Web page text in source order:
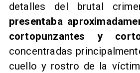
detalles del brutal
presentaba
cortopunzantes y
concentradas
cuello y rostro de la